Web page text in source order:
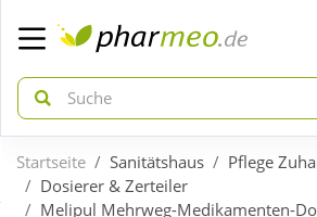
zurück
zurück
Startseite Sanitätshaus
Pflege
Dosierer & Zerteiler
Melipul Mehrweg-Medikamenten-